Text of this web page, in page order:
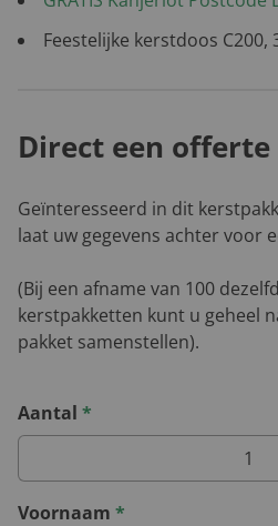
Feestelijke kerstdoos C200,
Direct een offerte
Geïnteresseerd in dit
laat uw gegevens achter voor
(Bij een afname van 100
kerstpakketten kunt u geheel
pakket samenstellen).
Aantal *
Voornaam *